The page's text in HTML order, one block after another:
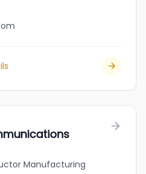
Manufacturing